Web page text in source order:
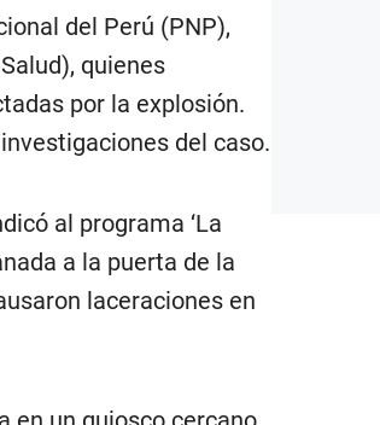
del Perú (PNP),
quienes
por la explosión.
del caso.
al programa ‘La
a la puerta de la
laceraciones en